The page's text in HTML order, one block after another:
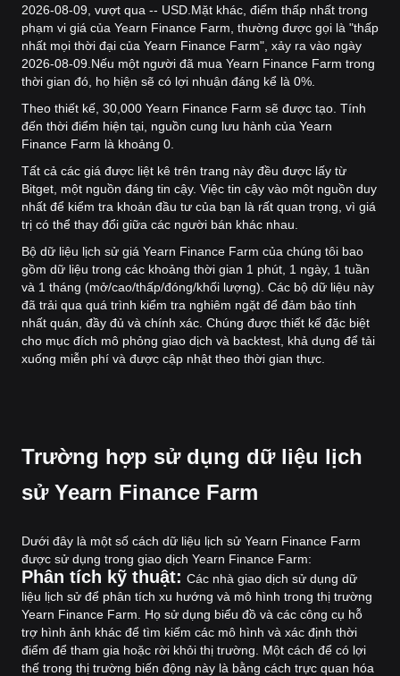
2026-08-09, vượt qua -- USD. Mặt khác, điểm thấp nhất trong
phạm vi giá của Yearn Finance Farm, thường được gọi là "thấp
nhất mọi thời đại của Yearn Finance Farm", xảy ra vào ngày
2026-08-09. Nếu một người đã mua Yearn Finance Farm trong
thời gian đó, họ hiện sẽ có lợi nhuận đáng kể là 0%.
Theo thiết kế, 30,000 Yearn Finance Farm sẽ được tạo. Tính
đến thời điểm hiện tại, nguồn cung lưu hành của Yearn
Finance Farm là khoảng 0.
Tất cả các giá được liệt kê trên trang này đều được lấy từ
Bitget, một nguồn đáng tin cậy. Việc tin cậy vào một nguồn duy
nhất để kiểm tra khoản đầu tư của bạn là rất quan trọng, vì giá
trị có thể thay đổi giữa các người bán khác nhau.
Bộ dữ liệu lịch sử giá Yearn Finance Farm của chúng tôi bao
gồm dữ liệu trong các khoảng thời gian 1 phút, 1 ngày, 1 tuần
và 1 tháng (mở/cao/thấp/đóng/khối lượng). Các bộ dữ liệu này
đã trải qua quá trình kiểm tra nghiêm ngặt để đảm bảo tính
nhất quán, đầy đủ và chính xác. Chúng được thiết kế đặc biệt
cho mục đích mô phỏng giao dịch và backtest, khả dụng để tải
xuống miễn phí và được cập nhật theo thời gian thực.
Trường hợp sử dụng dữ liệu lịch
sử Yearn Finance Farm
Dưới đây là một số cách dữ liệu lịch sử Yearn Finance Farm
được sử dụng trong giao dịch Yearn Finance Farm:
Phân tích kỹ thuật: Các nhà giao dịch sử dụng dữ
liệu lịch sử để phân tích xu hướng và mô hình trong thị trường
Yearn Finance Farm. Họ sử dụng biểu đồ và các công cụ hỗ
trợ hình ảnh khác để tìm kiếm các mô hình và xác định thời
điểm để tham gia hoặc rời khỏi thị trường. Một cách để có lợi
thế trong thị trường biến động này là bằng cách trực quan hóa